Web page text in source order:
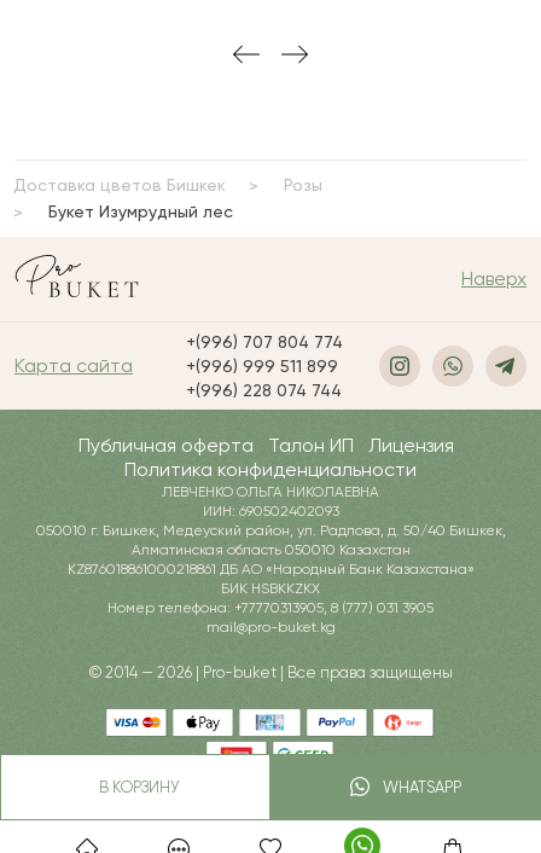
В КОРЗИНУ WHATSAPP
Доставка цветов Бишкек
Розы
Букет Изумрудный лес
Наверх
Карта сайта
+(996) 707 804 774
+(996) 999 511 899
+(996) 228 074 744
Публичная оферта Талон ИП
Лицензия
Политика конфиденциальности
ЛЕВЧЕНКО ОЛЬГА НИКОЛАЕВНА
ИИН: 690502402093
050010 г. Бишкек, Медеуский район, ул. Радлова, д. 50/40 Бишкек,
Алматинская область 050010 Казахстан
KZ876018861000218861 ДБ АО «Народный Банк Казахстана»
БИК HSBKKZKX
Номер телефона: +77770313905, 8 (777) 031 3905
mail@pro-buket.kg
© 2014 — 2026 | Pro-buket | Все права защищены